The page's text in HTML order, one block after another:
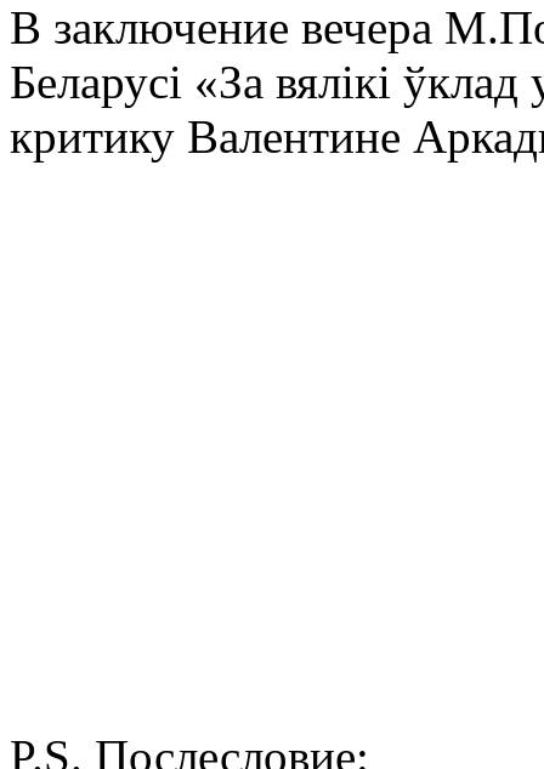
В заключение вечера
Беларусі «За вялікі
критику Валентине
P.S. Послесловие: